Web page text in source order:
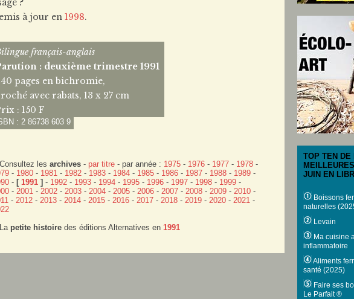
?
à jour en 1998.
français-anglais
: deuxième trimestre 1991
pages en bichromie,
avec rabats, 13 x 27 cm
: 150 F
: 2 86738 603 9
les archives - par titre - par année : 1975 - 1976 - 1977 - 1978 -
- 1980 - 1981 - 1982 - 1983 - 1984 - 1985 - 1986 - 1987 - 1988 - 1989 -
- [ 1991 ] - 1992 - 1993 - 1994 - 1995 - 1996 - 1997 - 1998 - 1999 -
- 2001 - 2002 - 2003 - 2004 - 2005 - 2006 - 2007 - 2008 - 2009 - 2010 -
- 2012 - 2013 - 2014 - 2015 - 2016 - 2017 - 2018 - 2019 - 2020 - 2021 -
petite histoire des éditions Alternatives en 1991
TOP TEN DE
JUIN EN
Boissons
naturelles
Levain
Ma cuisine
inflammatoire
Aliments
santé (2025)
Faire ses
Le Parfait ®